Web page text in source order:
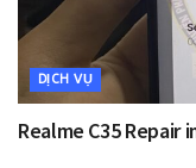
DỊCH VỤ
Realme C35 Repair